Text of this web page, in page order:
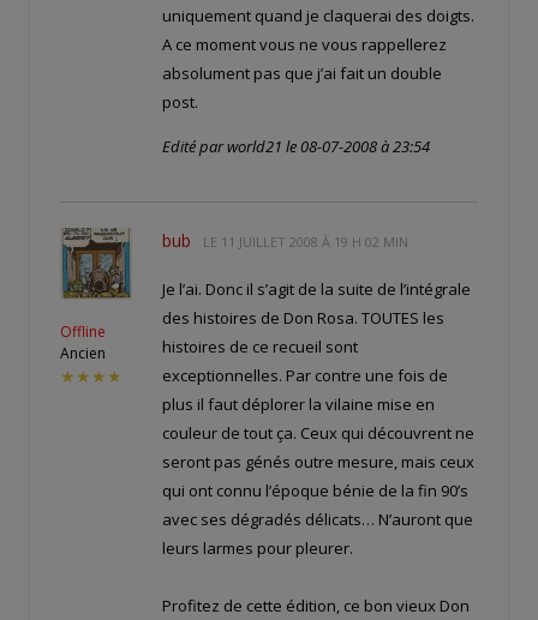
uniquement quand je claquerai des doigts.
A ce moment vous ne vous rappellerez
absolument pas que j’ai fait un double
post.
Edité par world21 le 08-07-2008 à 23:54
Offline
Ancien
★★★★
bub LE 11 JUILLET 2008 À 19 H 02 MIN
Je l’ai. Donc il s’agit de la suite de l’intégrale
des histoires de Don Rosa. TOUTES les
histoires de ce recueil sont
exceptionnelles. Par contre une fois de
plus il faut déplorer la vilaine mise en
couleur de tout ça. Ceux qui découvrent ne
seront pas génés outre mesure, mais ceux
qui ont connu l’époque bénie de la fin 90’s
avec ses dégradés délicats… N’auront que
leurs larmes pour pleurer.
Profitez de cette édition, ce bon vieux Don